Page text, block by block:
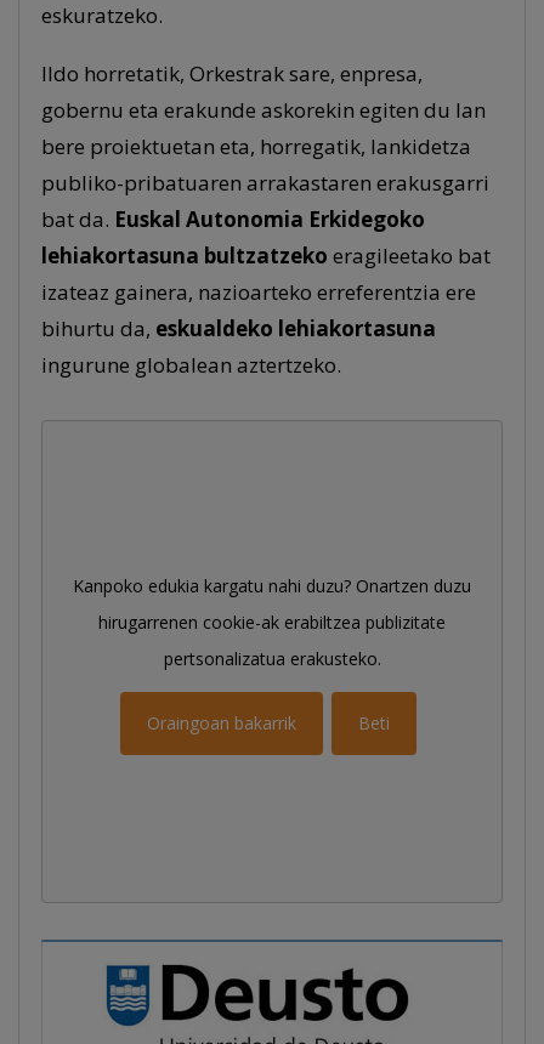
eskuratzeko.
Ildo horretatik, Orkestrak sare, enpresa,
gobernu eta erakunde askorekin egiten du lan
bere proiektuetan eta, horregatik, lankidetza
publiko-pribatuaren arrakastaren erakusgarri
bat da. Euskal Autonomia Erkidegoko
lehiakortasuna bultzatzeko eragileetako bat
izateaz gainera, nazioarteko erreferentzia ere
bihurtu da, eskualdeko lehiakortasuna
ingurune globalean aztertzeko.
Kanpoko edukia kargatu nahi duzu? Onartzen duzu
hirugarrenen cookie-ak erabiltzea publizitate
pertsonalizatua erakusteko.
Oraingoan bakarrik Beti